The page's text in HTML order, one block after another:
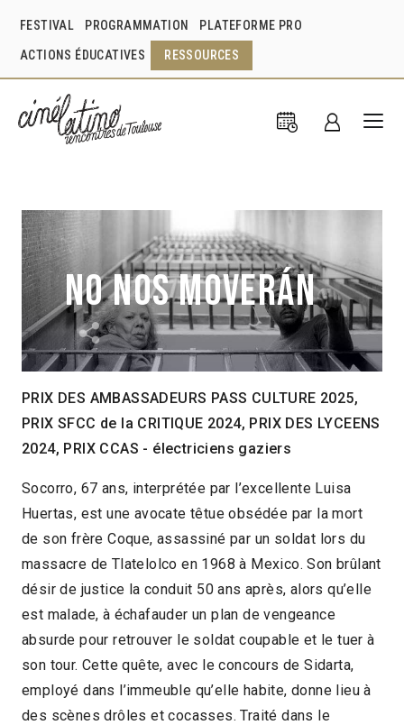
FESTIVAL PROGRAMMATION PLATEFORME PRO
ACTIONS ÉDUCATIVES RESSOURCES
No nos moverán
Pierre Saint-Martin Castellanos
Mexique
2025 > Panorama des associations
PRIX DES AMBASSADEURS PASS CULTURE 2025,
PRIX SFCC de la CRITIQUE 2024, PRIX DES LYCEENS
2024, PRIX CCAS - électriciens gaziers
Socorro, 67 ans, interprétée par l’excellente Luisa
Huertas, est une avocate têtue obsédée par la mort
de son frère Coque, assassiné par un soldat lors du
massacre de Tlatelolco en 1968 à Mexico. Son brûlant
désir de justice la conduit 50 ans après, alors qu’elle
est malade, à échafauder un plan de vengeance
absurde pour retrouver le soldat coupable et le tuer à
son tour. Cette quête, avec le concours de Sidarta,
employé dans l’immeuble qu’elle habite, donne lieu à
des scènes drôles et cocasses. Traité dans le